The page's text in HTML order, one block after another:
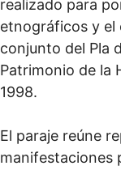
realizado para
etnográficos y
conjunto del Pla
Patrimonio de la
1998.
El paraje reúne
manifestaciones